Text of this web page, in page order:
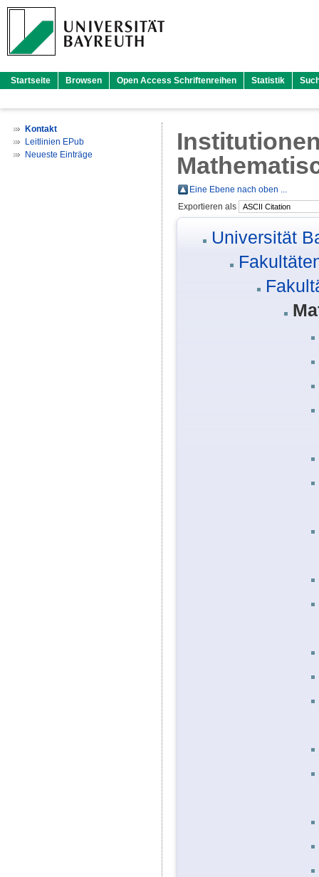
Startseite Browsen Open Access Schriftenreihen Statistik
Kontakt
Leitlinien EPub
Neueste Einträge
Eine Ebene nach oben ...
Exportieren als
Universität